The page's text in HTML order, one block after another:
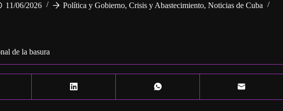
11/06/2026 Política y Gobierno, Crisis y Abastecimiento, Noticias de Cuba
de la basura